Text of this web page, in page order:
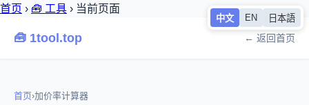
中文 EN 日本語
首页 › 🧰 工具 › 当前页面
🧰 1tool.top ← 返回首页
首页›加价率计算器